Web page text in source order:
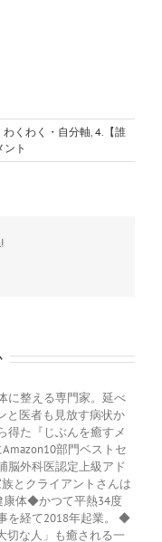
わくわく・自分軸 4.【誰
ント
に整える専門家。延べ
と医者も見放す病状か
得た『じぶんを癒すメ
部門ベストセ
脳外科医認定上級アド
とクライアントさんは
康体◆かつて平熱34度
を経て2018年起業。 ◆
切な人」も癒される一